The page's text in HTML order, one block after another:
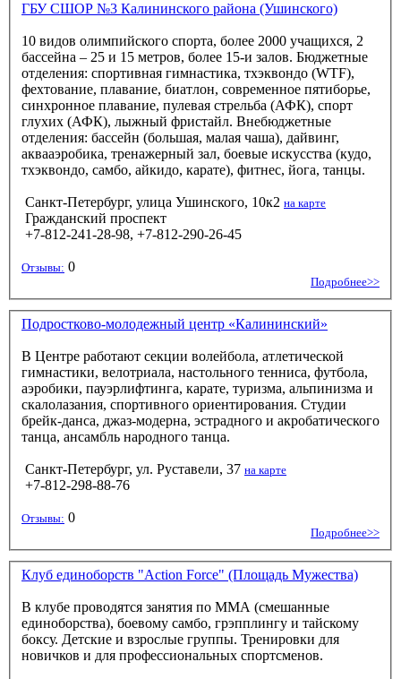
ГБУ СШОР №3 Калининского района (Ушинского)
10 видов олимпийского спорта, более 2000 учащихся, 2
бассейна – 25 и 15 метров, более 15-и залов. Бюджетные
отделения: спортивная гимнастика, тхэквондо (WTF),
фехтование, плавание, биатлон, современное пятиборье,
синхронное плавание, пулевая стрельба (АФК), спорт
глухих (АФК), лыжный фристайл. Внебюджетные
отделения: бассейн (большая, малая чаша), дайвинг,
аквааэробика, тренажерный зал, боевые искусства (кудо,
тхэквондо, самбо, айкидо, карате), фитнес, йога, танцы.
Санкт-Петербург, улица Ушинского, 10к2 на карте
Гражданский проспект
+7-812-241-28-98, +7-812-290-26-45
Отзывы: 0
Подробнее>>
Подростково-молодежный центр «Калининский»
В Центре работают секции волейбола, атлетической
гимнастики, велотриала, настольного тенниса, футбола,
аэробики, пауэрлифтинга, карате, туризма, альпинизма и
скалолазания, спортивного ориентирования. Студии
брейк-данса, джаз-модерна, эстрадного и акробатического
танца, ансамбль народного танца.
Санкт-Петербург, ул. Руставели, 37 на карте
+7-812-298-88-76
Отзывы: 0
Подробнее>>
Клуб единоборств "Action Force" (Площадь Мужества)
В клубе проводятся занятия по MMA (смешанные
единоборства), боевому самбо, грэпплингу и тайскому
боксу. Детские и взрослые группы. Тренировки для
новичков и для профессиональных спортсменов.